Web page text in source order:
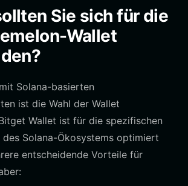
Sie sich für die
Wallet
Solana-basierten
ist die Wahl der Wallet
Wallet ist für die spezifischen
Solana-Ökosystems optimiert
entscheidende Vorteile für